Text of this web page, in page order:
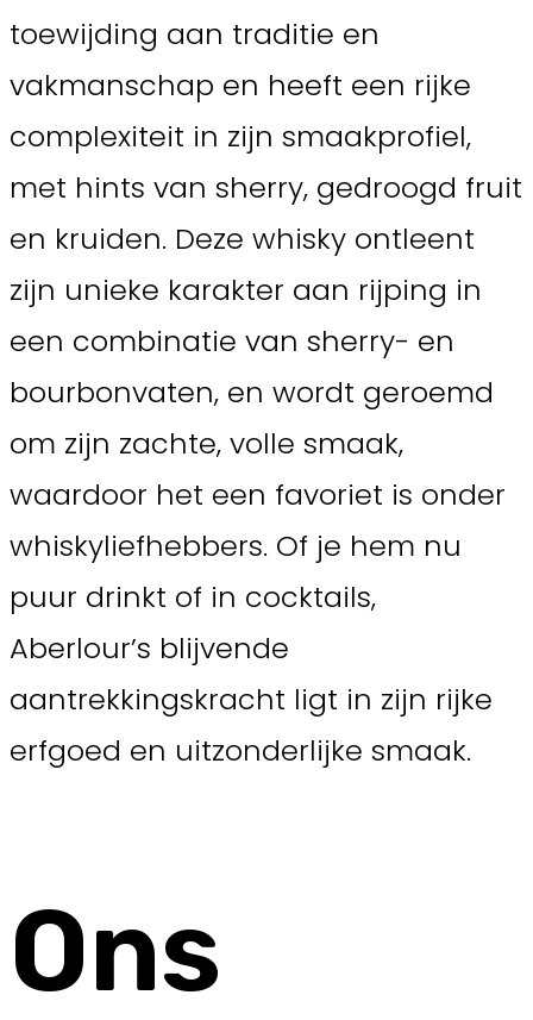
toewijding aan traditie en
vakmanschap en heeft een rijke
complexiteit in zijn smaakprofiel,
met hints van sherry, gedroogd fruit
en kruiden. Deze whisky ontleent
zijn unieke karakter aan rijping in
een combinatie van sherry- en
bourbonvaten, en wordt geroemd
om zijn zachte, volle smaak,
waardoor het een favoriet is onder
whiskyliefhebbers. Of je hem nu
puur drinkt of in cocktails,
Aberlour’s blijvende
aantrekkingskracht ligt in zijn rijke
erfgoed en uitzonderlijke smaak.
Ons